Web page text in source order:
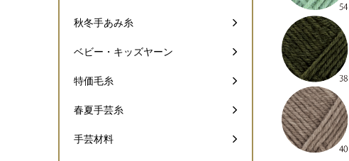
秋冬手あみ糸
ベビー・キッズヤーン
特価毛糸
春夏手芸糸
手芸材料